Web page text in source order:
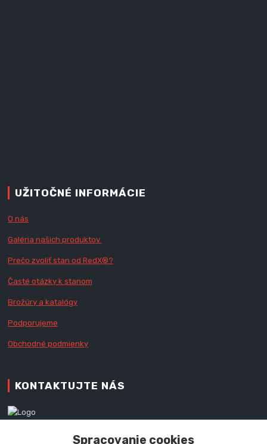
UŽITOČNÉ INFORMÁCIE
O nás
Galéria našich produktov
Prečo zvoliť stan od RedX®?
Časté otázky k stanom
Brožúry a katalógy
Podporujeme
Obchodné podmienky
KONTAKTUJTE NÁS
+421 905 060 020Spracovanie cookies